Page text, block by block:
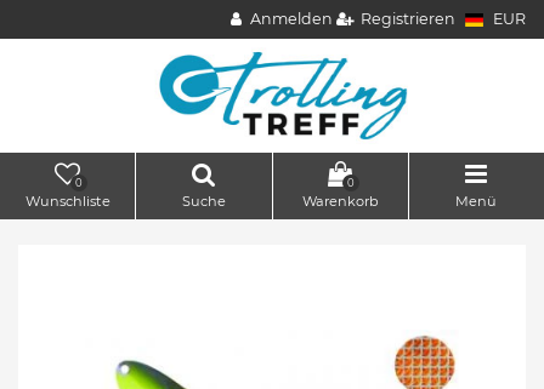
Anmelden Registrieren EUR
0
Wunschliste Suche
0
Warenkorb Menü